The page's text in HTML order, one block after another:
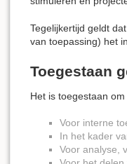
Tegelijkertijd geldt
van toepassing) het
Toegestaan
Het is toegestaan
Voor interne
In het kader
Voor analyse,